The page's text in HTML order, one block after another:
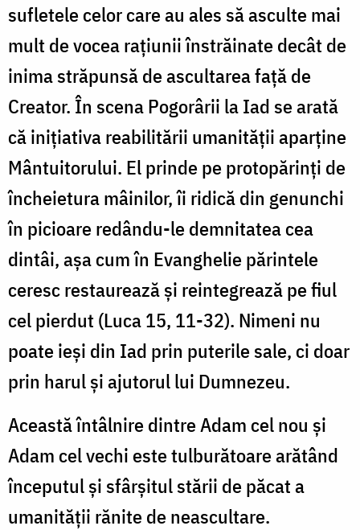
sufletele celor care au ales să asculte mai
mult de vocea rațiunii înstrăinate decât de
inima străpunsă de ascultarea față de
Creator. În scena Pogorârii la Iad se arată
că inițiativa reabilitării umanității aparține
Mântuitorului. El prinde pe protopărinți de
încheietura mâinilor, îi ridică din genunchi
în picioare redându-le demnitatea cea
dintâi, așa cum în Evanghelie părintele
ceresc restaurează și reintegrează pe fiul
cel pierdut (Luca 15, 11-32). Nimeni nu
poate ieși din Iad prin puterile sale, ci doar
prin harul și ajutorul lui Dumnezeu.
Această întâlnire dintre Adam cel nou și
Adam cel vechi este tulburătoare arătând
începutul și sfârșitul stării de păcat a
umanității rănite de neascultare.